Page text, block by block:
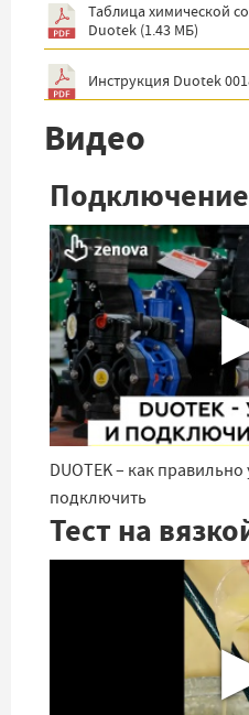
Таблица химической
Duotek (1.43 МБ)
Инструкция Duotek
Видео
Подключение
DUOTEK – как правильно
подключить
Тест на